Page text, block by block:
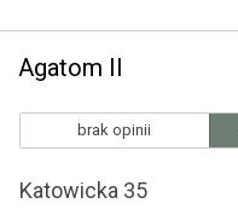
Agatom II
brak opinii
Katowicka 35